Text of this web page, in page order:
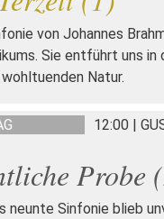
von Johannes
Sie entführt uns in
Natur.
12:00 |
Probe
neunte Sinfonie blieb